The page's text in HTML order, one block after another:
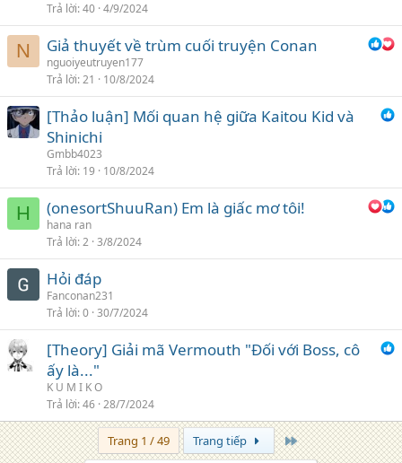
Trả lời 40 4/9/2024
N Giả thuyết về trùm cuối truyện Conan
nguoiyeutruyen177
Trả lời 21 10/8/2024
[Thảo luận] Mối quan hệ giữa Kaitou Kid và
Shinichi
Gmbb4023
Trả lời 19 10/8/2024
H (onesortShuuRan) Em là giấc mơ tôi!
hana ran
Trả lời 2 3/8/2024
Hỏi đáp
Fanconan231
Trả lời 0 30/7/2024
[Theory] Giải mã Vermouth "Đối với Boss, cô
ấy là..."
K U M I K O
Trả lời 46 28/7/2024
Trang 1 / 49 Trang tiếp Trang cuối